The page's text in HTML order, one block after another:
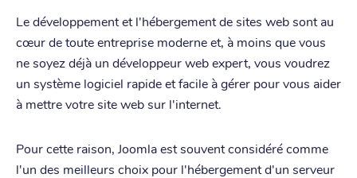
Le développement et l'hébergement de sites web sont au
cœur de toute entreprise moderne et, à moins que vous
ne soyez déjà un développeur web expert, vous voudrez
un système logiciel rapide et facile à gérer pour vous aider
à mettre votre site web sur l'internet.
Pour cette raison, Joomla est souvent considéré comme
l'un des meilleurs choix pour l'hébergement d'un serveur